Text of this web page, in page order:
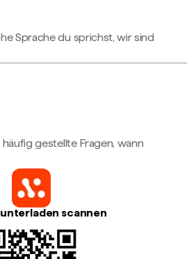
Sprache du sprichst, wir sind
gestellte Fragen, wann
scannen